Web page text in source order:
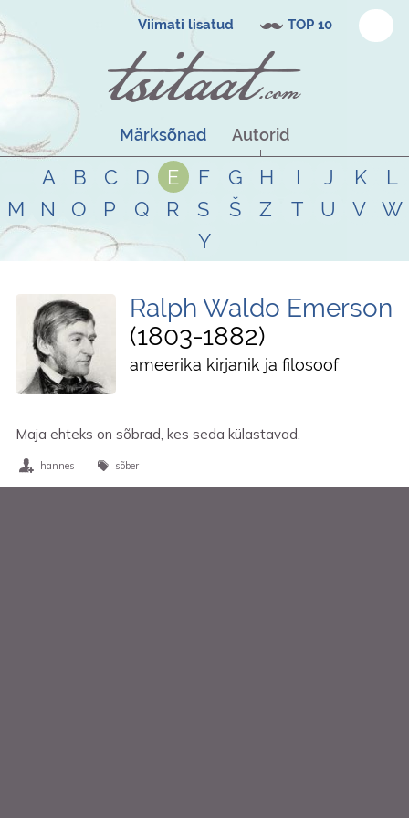
Viimati lisatud TOP 10
Märksõnad Autorid
A B C D E F G H I J K
L
M
N O P Q R S Š Z T U V
W
Y
Ralph Waldo Emerson
1803-1882
ameerika kirjanik ja filosoof
Maja ehteks on sõbrad, kes seda külastavad.
hannes sõber